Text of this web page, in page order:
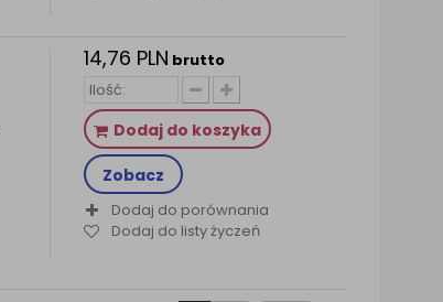
14,76 PLN brutto
Dodaj do koszyka
Zobacz
Dodaj do porównania
Dodaj do listy życzeń